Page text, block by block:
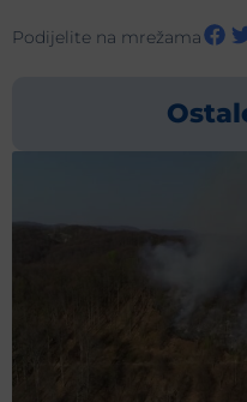
Podijelite na mrežama